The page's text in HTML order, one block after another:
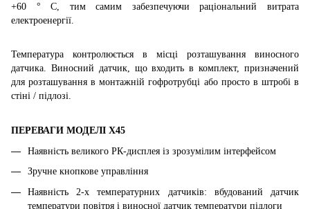
+60 ° С, тим самим забезпечуючи раціональний витрата
електроенергії.
Температура контролюється в місці розташування виносного
датчика. Виносний датчик, що входить в комплект, призначений
для розташування в монтажній гофротрубці або просто в штробі в
стіні / підлозі.
ПЕРЕВАГИ МОДЕЛІ X45
Наявність великого РК-дисплея із зрозумілим інтерфейсом
Зручне кнопкове управління
Наявність 2-х температурних датчиків: вбудований датчик
температури повітря і виносної датчик температури підлоги